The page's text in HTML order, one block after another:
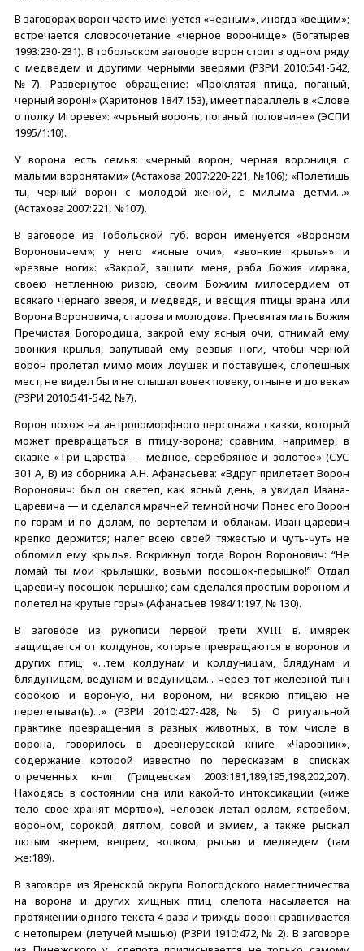
В заговорах ворон часто именуется «черным», иногда «вещим»;
встречается словосочетание «черное воронище» (Богатырев
1993:230-231). В тобольском заговоре ворон стоит в одном ряду
с медведем и другими черными зверями (РЗРИ 2010:541-542,
№7). Развернутое обращение: «Проклятая птица, поганый,
черный ворон!» (Харитонов 1847:153), имеет параллель в «Слове
о полку Игореве»: «чръный воронъ, поганый половчине» (ЭСПИ
1995/1:10).
У ворона есть семья: «черный ворон, черная ворониця с
малыми воронятами» (Астахова 2007:220-221, №106); «Полетишь
ты, черный ворон с молодой женой, с милыма детми...»
(Астахова 2007:221, №107).
В заговоре из Тобольской губ. ворон именуется «Вороном
Вороновичем»; у него «ясные очи», «звонкие крылья» и
«резвые ноги»: «Закрой, защити меня, раба Божия имрака,
своею нетленною ризою, своим Божиим милосердием от
всякаго чернаго зверя, и медведя, и весщия птицы врана или
Ворона Вороновича, старова и молодова. Пресвятая мать Божия
Пречистая Богородица, закрой ему ясныя очи, отнимай ему
звонкия крылья, запутывай ему резвыя ноги, чтобы черной
ворон пролетал мимо моих лоушек и поставушек, слопешных
мест, не видел бы и не слышал вовек повеку, отныне и до века»
(РЗРИ 2010:541-542, №7).
Ворон похож на антропоморфного персонажа сказки, который
может превращаться в птицу-ворона; сравним, например, в
сказке «Три царства — медное, серебряное и золотое» (СУС
301 А, В) из сборника А.Н. Афанасьева: «Вдруг прилетает Ворон
Воронович: был он светел, как ясный день, а увидал Ивана-
царевича — и сделался мрачней темной ночи Понес его Ворон
по горам и по долам, по вертепам и облакам. Иван-царевич
крепко держится; налег всею своей тяжестью и чуть-чуть не
обломил ему крылья. Вскрикнул тогда Ворон Воронович: “Не
ломай ты мои крылышки, возьми посошок-перышко!” Отдал
царевичу посошок-перышко; сам сделался простым вороном и
полетел на крутые горы» (Афанасьев 1984/1:197, № 130).
В заговоре из рукописи первой трети XVIII в. имярек
защищается от колдунов, которые превращаются в воронов и
других птиц: «...тем колдунам и колдуницам, блядунам и
блядуницам, ведунам и ведуницам... через тот железной тын
сорокою и вороную, ни вороном, ни всякою птицею не
перелетыват(ь)...» (РЗРИ 2010:427-428, № 5). О ритуальной
практике превращения в разных животных, в том числе в
ворона, говорилось в древнерусской книге «Чаровник»,
содержание которой известно по пересказам в списках
отреченных книг (Грицевская 2003:181,189,195,198,202,207).
Находясь в состоянии сна или какой-то интоксикации («иже
тело свое хранят мертво»), человек летал орлом, ястребом,
вороном, сорокой, дятлом, совой и змием, а также рыскал
лютым зверем, вепрем, волком, рысью и медведем (там
же:189).
В заговоре из Яренской округи Вологодского наместничества
на ворона и других хищных птиц слепота насылается на
протяжении одного текста 4 раза и трижды ворон сравнивается
с нетопырем (летучей мышью) (РЗРИ 1910:472, № 2). В заговоре